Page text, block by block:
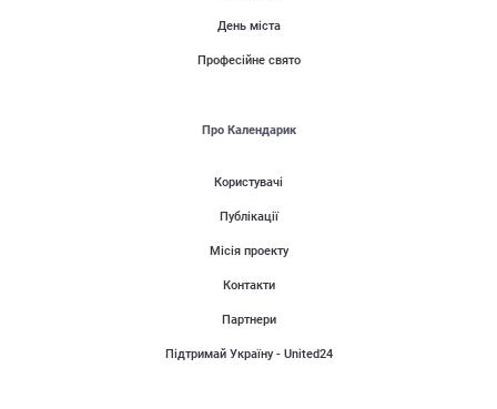
День міста
Професійне свято
Про Календарик
Користувачі
Публікації
Місія проекту
Контакти
Партнери
Підтримай Україну - United24